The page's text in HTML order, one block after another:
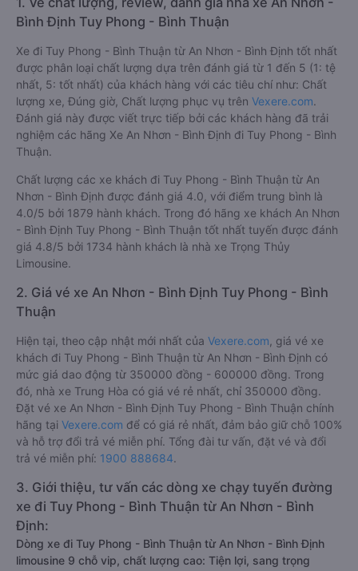
Bình Định Tuy Phong - Bình Thuận
Xe đi Tuy Phong - Bình Thuận từ An Nhơn - Bình Định tốt nhất
được phân loại chất lượng dựa trên đánh giá từ 1 đến 5 (1: tệ
nhất, 5: tốt nhất) của khách hàng với các tiêu chí như: Chất
lượng xe, Đúng giờ, Chất lượng phục vụ trên Vexere.com.
Đánh giá này được viết trực tiếp bởi các khách hàng đã trải
nghiệm các hãng Xe An Nhơn - Bình Định đi Tuy Phong - Bình
Thuận.
Chất lượng các xe khách đi Tuy Phong - Bình Thuận từ An
Nhơn - Bình Định được đánh giá 4.0, với điểm trung bình là
4.0/5 bởi 1879 hành khách. Trong đó hãng xe khách An Nhơn
- Bình Định Tuy Phong - Bình Thuận tốt nhất tuyến được đánh
giá 4.8/5 bởi 1734 hành khách là nhà xe Trọng Thủy
Limousine.
2. Giá vé xe An Nhơn - Bình Định Tuy Phong - Bình
Thuận
Hiện tại, theo cập nhật mới nhất của Vexere.com , giá vé xe
khách đi Tuy Phong - Bình Thuận từ An Nhơn - Bình Định có
mức giá dao động từ 350000 đồng - 600000 đồng. Trong
đó, nhà xe Trung Hòa có giá vé rẻ nhất, chỉ 350000 đồng.
Đặt vé xe An Nhơn - Bình Định Tuy Phong - Bình Thuận chính
hãng tại Vexere.com để có giá rẻ nhất, đảm bảo giữ chỗ 100%
và hỗ trợ đổi trả vé miễn phí. Tổng đài tư vấn, đặt vé và đổi
trả vé miễn phí: 1900 888684.
3. Giới thiệu, tư vấn các dòng xe chạy tuyến đường
xe đi Tuy Phong - Bình Thuận từ An Nhơn - Bình
Định:
Dòng xe đi Tuy Phong - Bình Thuận từ An Nhơn - Bình Định
limousine 9 chỗ vip, chất lượng cao: Tiện lợi, sang trọng